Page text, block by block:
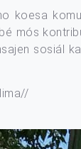
koesa
mós
sosiál